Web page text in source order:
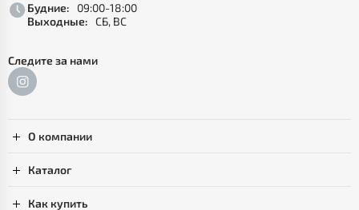
Будние:
09:00-18:00
Выходные: СБ, ВС
Следите за нами
О компании
Каталог
Как купить